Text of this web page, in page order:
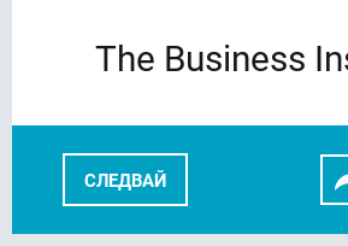
The Business
СЛЕДВАЙ